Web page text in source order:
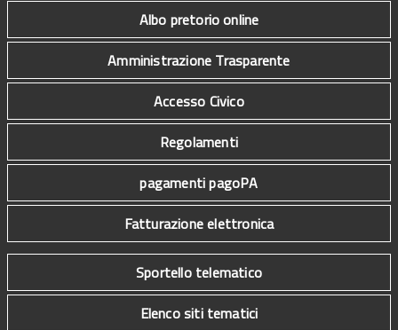
Albo pretorio online
Amministrazione Trasparente
Accesso Civico
Regolamenti
pagamenti pagoPA
Fatturazione elettronica
Sportello telematico
Elenco siti tematici